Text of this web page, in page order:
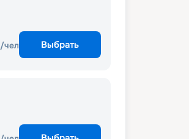
/чел Выбрать